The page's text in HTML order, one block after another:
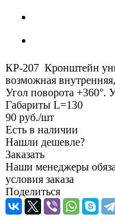
КР-207 Кронштейн
возможная
Угол поворота +360°.
Габариты L=130
90 руб./шт
Есть в наличии
Нашли дешевле?
Заказать
Наши менеджеры
условия заказа
Поделиться